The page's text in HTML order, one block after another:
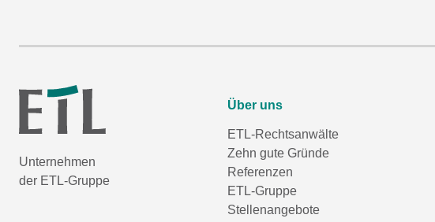
Unternehmen
der ETL-Gruppe
Über uns
ETL-Rechtsanwälte
Zehn gute Gründe
Referenzen
ETL-Gruppe
Stellenangebote